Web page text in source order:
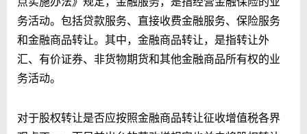
务活动。包括贷款服务、直接收费金融服务、保险服务
和金融商品转让。其中，金融商品转让，是指转让外
汇、有价证券、非货物期货和其他金融商品所有权的业
务活动。
对于股权转让是否应按照金融商品转让征收增值税各界